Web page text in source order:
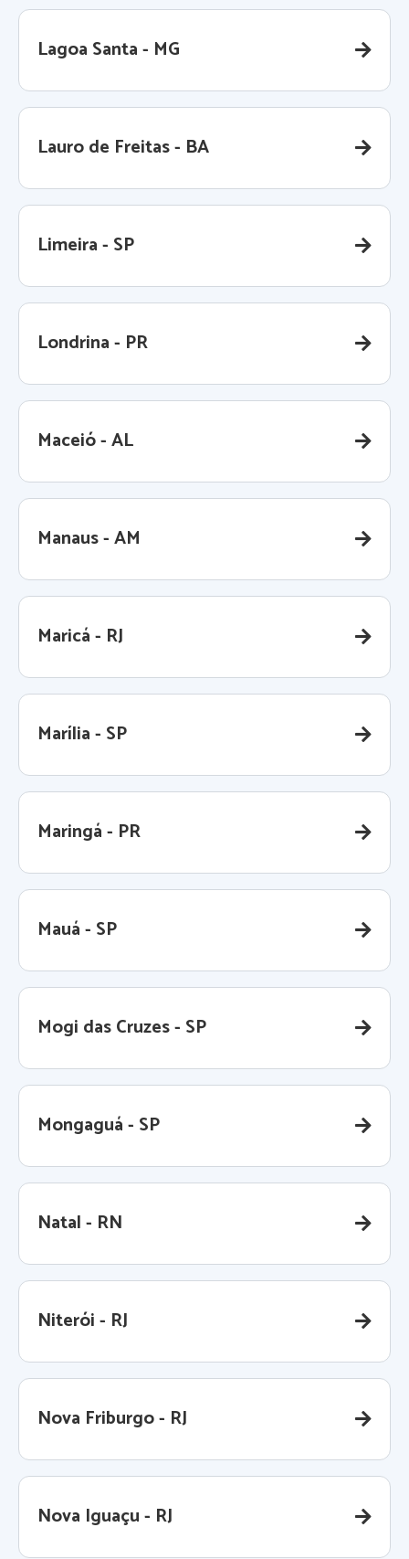
Lagoa Santa - MG
Lauro de Freitas - BA
Limeira - SP
Londrina - PR
Maceió - AL
Manaus - AM
Maricá - RJ
Marília - SP
Maringá - PR
Mauá - SP
Mogi das Cruzes - SP
Mongaguá - SP
Natal - RN
Niterói - RJ
Nova Friburgo - RJ
Nova Iguaçu - RJ